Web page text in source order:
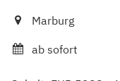
Marburg
ab sofort